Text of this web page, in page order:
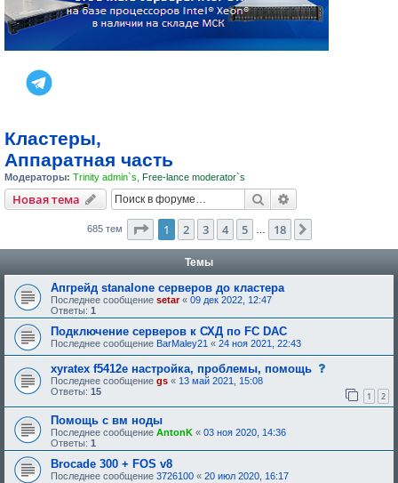
Кластеры,
Аппаратная часть
Модераторы: Trinity admin`s Free-lance moderator`s
Новая тема Поиск
685 тем Страница из 18
1 2 3 4 5 18
Темы
Апгрейд stanalone серверов до кластера
Последнее сообщение setar« 09 дек 2022, 12:47
Ответы: 1
Подключение серверов к СХД по FC DAC
Последнее сообщение BarMaley21 « 24 ноя 2021, 22:43
xyratex f5412e настройка, проблемы, помощь
щ
е
Последнее сообщение gs « 13 май 2021, 15:08
Ответы: 15 1 2
Помощь с вм ноды
Последнее сообщение AntonK « 03 ноя 2020, 14:36
Ответы: 1
Brocade 300 + FOS v8
Последнее сообщение 3726100 « 20 июл 2020, 16:17